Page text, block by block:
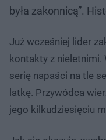
była zakonnicą”.
Już wcześniej lider
kontakty z nieletnimi.
serię napaści na tle
latkę. Przywódca
jego kilkudziesięciu